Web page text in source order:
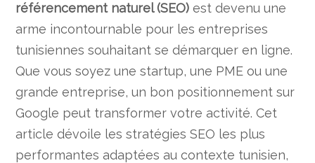
référencement naturel (SEO) est devenu une
arme incontournable pour les entreprises
tunisiennes souhaitant se démarquer en ligne.
Que vous soyez une startup, une PME ou une
grande entreprise, un bon positionnement sur
Google peut transformer votre activité. Cet
article dévoile les stratégies SEO les plus
performantes adaptées au contexte tunisien,